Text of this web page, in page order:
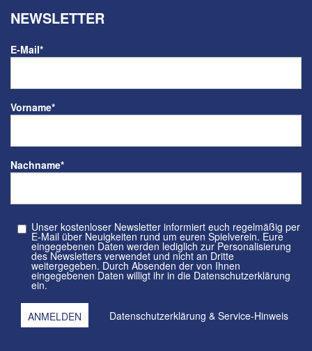
NEWSLETTER
E-Mail*
Vorname*
Nachname*
Unser kostenloser Newsletter informiert euch regelmäßig per
E-Mail über Neuigkeiten rund um euren Spielverein. Eure
eingegebenen Daten werden lediglich zur Personalisierung
des Newsletters verwendet und nicht an Dritte
weitergegeben. Durch Absenden der von Ihnen
eingegebenen Daten willigt ihr in die Datenschutzerklärung
ein.
Datenschutzerklärung & Service-Hinweis